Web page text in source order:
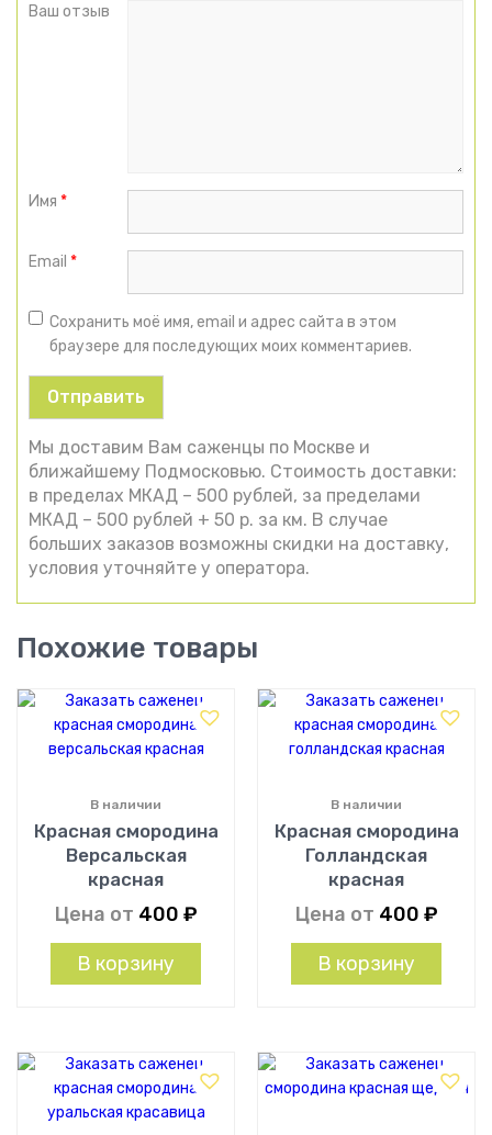
Ваш отзыв
Имя *
Email *
Сохранить моё имя, email и адрес сайта в этом
браузере для последующих моих комментариев.
Мы доставим Вам саженцы по Москве и
ближайшему Подмосковью. Стоимость доставки:
в пределах МКАД – 500 рублей, за пределами
МКАД – 500 рублей + 50 р. за км. В случае
больших заказов возможны скидки на доставку,
условия уточняйте у оператора.
Похожие товары
Красная смородина
Версальская
красная
В наличии
Цена от 400 ₽
В корзину
Красная смородина
Голландская
красная
В наличии
Цена от 400 ₽
В корзину